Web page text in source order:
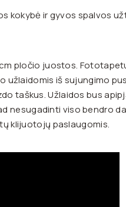
kokybė ir gyvos spalvos
pločio juostos. Fotot
iš sujungimo
taškus. Užlaidosbus
nesugadinti viso bendro
klijuotojų paslaugomis.